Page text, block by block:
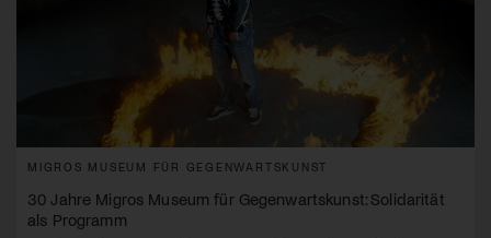
MIGROS MUSEUM FÜR GEGENWARTSKUNST
30 Jahre Migros Museum für Gegenwartskunst: Solidarität
als Programm